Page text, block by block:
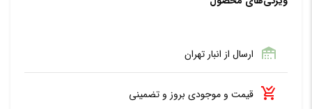
ارسال از انبار تهران
قیمت و موجودی بروز و تضمینی